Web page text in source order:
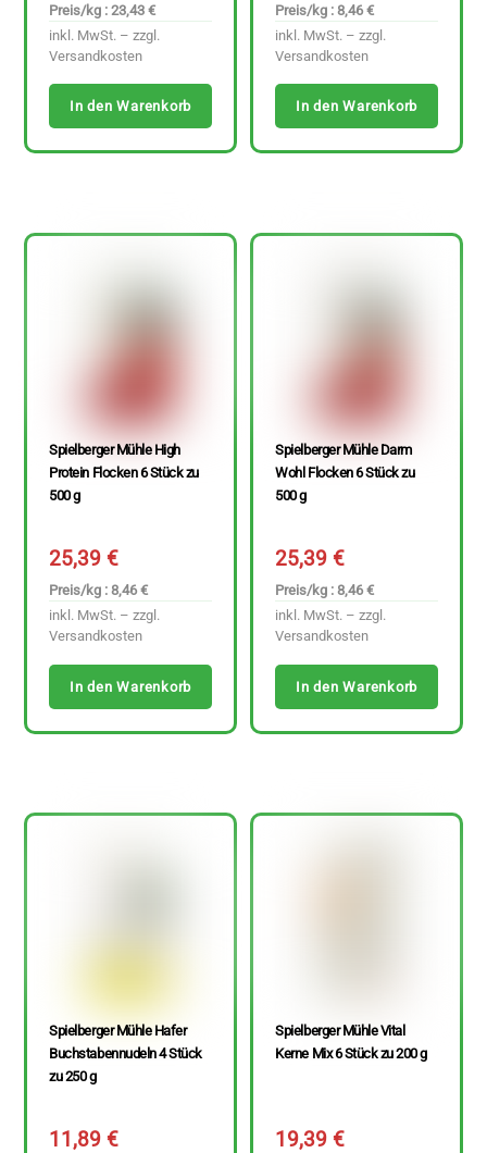
Preis/kg : 23,43 €
inkl. MwSt. – zzgl.
Versandkosten
In den Warenkorb
Preis/kg : 8,46 €
inkl. MwSt. – zzgl.
Versandkosten
In den Warenkorb
Spielberger Mühle High
Protein Flocken 6 Stück zu
500 g
25,39€
Preis/kg : 8,46 €
inkl. MwSt. – zzgl.
Versandkosten
In den Warenkorb
Spielberger Mühle Darm
Wohl Flocken 6 Stück zu
500 g
25,39€
Preis/kg : 8,46 €
inkl. MwSt. – zzgl.
Versandkosten
In den Warenkorb
Spielberger Mühle Hafer
Buchstabennudeln 4 Stück
zu 250 g
11,89€
Spielberger Mühle Vital
Kerne Mix 6 Stück zu 200 g
19,39€